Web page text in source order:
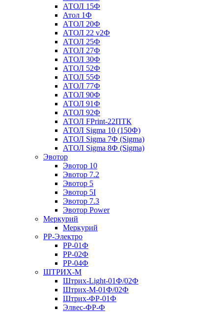
АТОЛ 15Ф
Атол 1Ф
АТОЛ 20Ф
АТОЛ 22 v2Ф
АТОЛ 25Ф
АТОЛ 27Ф
АТОЛ 30Ф
АТОЛ 52Ф
АТОЛ 55Ф
АТОЛ 77Ф
АТОЛ 90Ф
АТОЛ 91Ф
АТОЛ 92Ф
АТОЛ FPrint-22ПТК
АТОЛ Sigma 10 (150Ф)
АТОЛ Sigma 7Ф (Sigma)
АТОЛ Sigma 8Ф (Sigma)
Эвотор
Эвотор 10
Эвотор 7.2
Эвотор 5
Эвотор 5I
Эвотор 7.3
Эвотор Power
Меркурий
Меркурий
РР-Электро
РР-01Ф
РР-02Ф
РР-04Ф
ШТРИХ-М
Штрих-Light-01Ф/02Ф
Штрих-М-01Ф/02Ф
Штрих-ФР-01Ф
Элвес-ФР-Ф